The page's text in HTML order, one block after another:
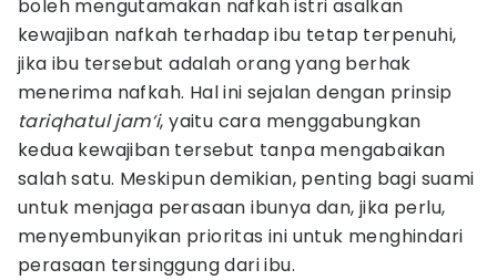
boleh mengutamakan nafkah istri asalkan
kewajiban nafkah terhadap ibu tetap terpenuhi,
jika ibu tersebut adalah orang yang berhak
menerima nafkah. Hal ini sejalan dengan prinsip
tariqhatul jam‘i, yaitu cara menggabungkan
kedua kewajiban tersebut tanpa mengabaikan
salah satu. Meskipun demikian, penting bagi suami
untuk menjaga perasaan ibunya dan, jika perlu,
menyembunyikan prioritas ini untuk menghindari
perasaan tersinggung dari ibu.